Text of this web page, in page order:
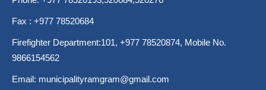
Fax : +977 78520684
Firefighter Department:101, +977 78520874, Mobile No.
9866154562
Email: municipalityramgram@gmail.com